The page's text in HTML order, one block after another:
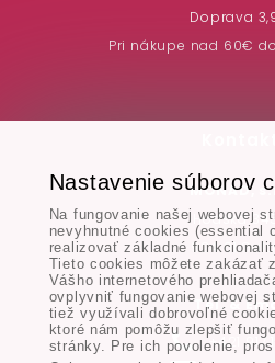
Doprava
Pri nákupe nad 60€
MONAD,
Hodská
924 01
Tel. &
+421 917
Nastavenie súborov
Na fungovanie našej webovej
nevyhnutné cookies (essential
realizovať základné
Tieto cookies môžete zakázať
Vášho internetového
ovplyvniť fungovanie webovej
tiež využívali dobrovoľné
ktoré nám pomôžu zlepšiť
stránky. Pre ich povolenie,